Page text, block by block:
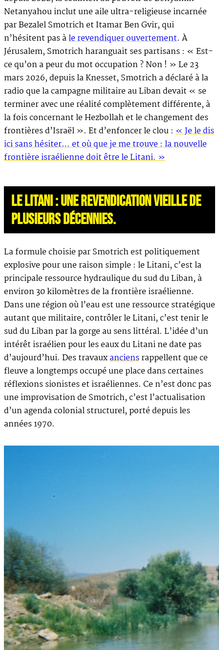
Netanyahou inclut une aile ultra-religieuse incarnée
par Bezalel Smotrich et Itamar Ben Gvir, qui
n’hésitent pas àle revendiquer ouvertement. À
Jérusalem, Smotrich haranguait ses partisans : « Est-
ce qu’on a peur du mot occupation ? Non ! » Le 23
mars 2026, depuis la Knesset, Smotrich a déclaré à la
radio que la campagne militaire au Liban devait « se
terminer avec une réalité complètement différente, à
la fois concernant le Hezbollah et le changement des
frontières d’Israël ». Et d’enfoncer le clou : « Je le dis
ici sans hésiter… et où que je me trouve : la nouvelle
frontière israélienne doit être le Litani. »
LE LITANI : UNE REVENDICATION VIEILLE DE
PLUSIEURS DÉCENNIES.
La formule choisie par Smotrich est politiquement
explosive pour une raison simple : le Litani, c’est la
principale ressource hydraulique du sud du Liban, à
environ 30 kilomètres de la frontière israélienne.
Dans une région où l’eau est une ressource stratégique
autant que militaire, contrôler le Litani, c’est tenir le
sud du Liban par la gorge au sens littéral. L’idée d’un
intérêt israélien pour les eaux du Litani ne date pas
d’aujourd’hui. Des travauxanciensrappellent que ce
fleuve a longtemps occupé une place dans certaines
réflexions sionistes et israéliennes. Ce n’est donc pas
une improvisation de Smotrich, c’est l’actualisation
d’un agenda colonial structurel, porté depuis les
années 1970.